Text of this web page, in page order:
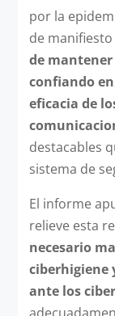
por la
de
de
confiando
eficacia de
destacables
sistema de
El informe
relieve esta
necesario
ciberhigiene
ante los